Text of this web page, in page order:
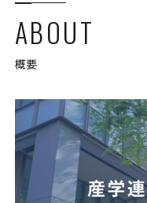
ABOUT
概要